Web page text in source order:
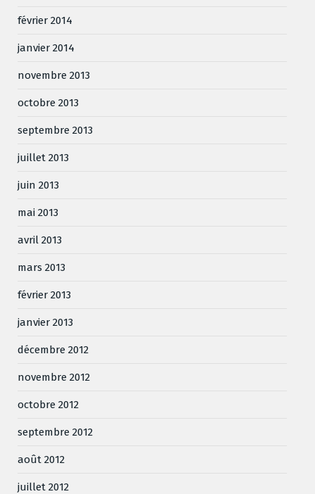
février 2014
janvier 2014
novembre 2013
octobre 2013
septembre 2013
juillet 2013
juin 2013
mai 2013
avril 2013
mars 2013
février 2013
janvier 2013
décembre 2012
novembre 2012
octobre 2012
septembre 2012
août 2012
juillet 2012